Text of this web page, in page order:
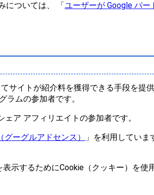
については、 「ユーザーが Google パ
サイトが紹介料を獲得できる手段を提
ラムの参加者です。
ア アフィリエイトの参加者です。
グーグルアドセンス） 」を利用していま
示するためにCookie（クッキー）を使